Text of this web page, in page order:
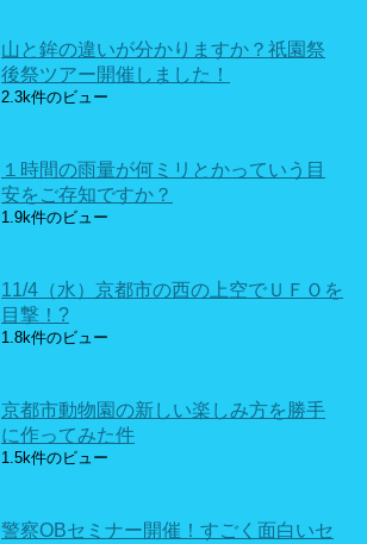
山と鉾の違いが分かりますか？祇園祭
後祭ツアー開催しました！
2.3k件のビュー
１時間の雨量が何ミリとかっていう目
安をご存知ですか？
1.9k件のビュー
11/4（水）京都市の西の上空でＵＦＯを
目撃！?
1.8k件のビュー
京都市動物園の新しい楽しみ方を勝手
に作ってみた件
1.5k件のビュー
警察OBセミナー開催！すごく面白いセ